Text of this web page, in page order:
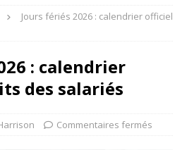
Jours fériés 2026 : calendrier officiel
: calendrier
des salariés
Commentaires fermés